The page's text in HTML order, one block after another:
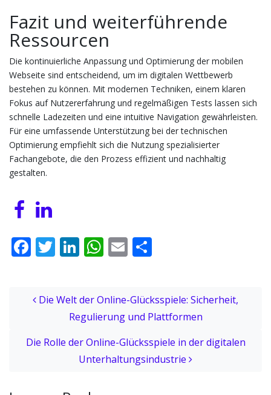
Fazit und weiterführende
Ressourcen
Die kontinuierliche Anpassung und Optimierung der mobilen
Webseite sind entscheidend, um im digitalen Wettbewerb
bestehen zu können. Mit modernen Techniken, einem klaren
Fokus auf Nutzererfahrung und regelmäßigen Tests lassen sich
schnelle Ladezeiten und eine intuitive Navigation gewährleisten.
Für eine umfassende Unterstützung bei der technischen
Optimierung empfiehlt sich die Nutzung spezialisierter
Fachangebote, die den Prozess effizient und nachhaltig
gestalten.
Facebook
Twitter
LinkedIn
WhatsApp
Email
Die Welt der Online-Glücksspiele: Sicherheit,
Regulierung und Plattformen
Die Rolle der Online-Glücksspiele in der digitalen
Unterhaltungsindustrie